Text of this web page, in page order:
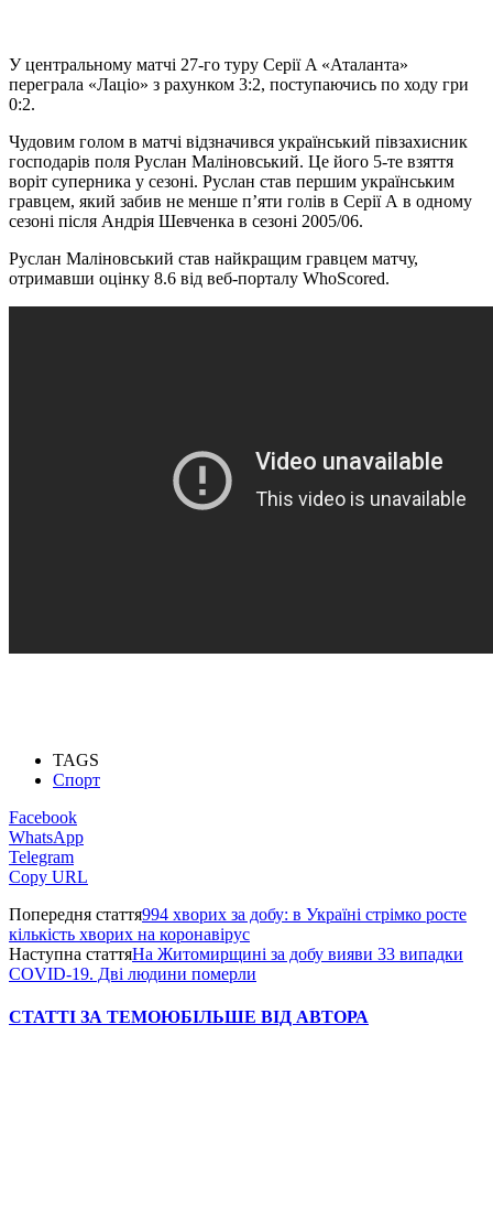
У центральному матчі 27-го туру Серії A «Аталанта»
переграла «Лаціо» з рахунком 3:2, поступаючись по ходу гри
0:2.
Чудовим голом в матчі відзначився український півзахисник
господарів поля Руслан Маліновський. Це його 5-те взяття
воріт суперника у сезоні. Руслан став першим українським
гравцем, який забив не менше п’яти голів в Серії А в одному
сезоні після Андрія Шевченка в сезоні 2005/06.
Руслан Маліновський став найкращим гравцем матчу,
отримавши оцінку 8.6 від веб-порталу WhoScored.
TAGS
Спорт
Facebook
WhatsApp
Telegram
Copy URL
Попередня стаття994 хворих за добу: в Україні стрімко росте
кількість хворих на коронавірус
Наступна статтяНа Житомирщині за добу вияви 33 випадки
COVID-19. Дві людини померли
СТАТТІ ЗА ТЕМОЮБІЛЬШЕ ВІД АВТОРА